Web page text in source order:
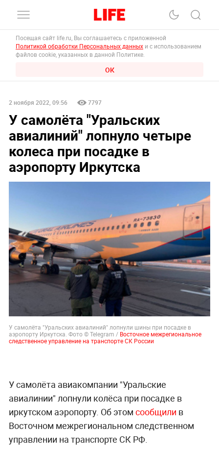
Посещая сайт life.ru, Вы соглашаетесь с приложенной
Политикой обработки Персональных данных и с использованием
файлов cookie, указанных в данной Политике.
ОК
2 ноября 2022, 09:56 7797
У самолёта "Уральских
авиалиний" лопнуло четыре
колеса при посадке в
аэропорту Иркутска
У самолёта "Уральских авиалиний" лопнули шины при посадке в
аэропорту Иркутска. Фото © Telegram / Восточное межрегиональное
следственное управление на транспорте СК России
У самолёта авиакомпании "Уральские
авиалинии" лопнули колёса при посадке в
иркутском аэропорту. Об этом сообщили в
Восточном межрегиональном следственном
управлении на транспорте СК РФ.